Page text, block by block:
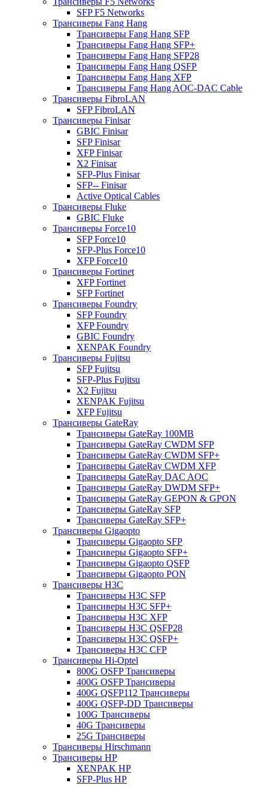
SFP F5 Networks
Трансиверы Fang Hang
Трансиверы Fang Hang SFP
Трансиверы Fang Hang SFP+
Трансиверы Fang Hang SFP28
Трансиверы Fang Hang QSFP
Трансиверы Fang Hang XFP
Трансиверы Fang Hang AOC-DAC Cable
Трансиверы FibroLAN
SFP FibroLAN
Трансиверы Finisar
GBIC Finisar
SFP Finisar
XFP Finisar
X2 Finisar
SFP-Plus Finisar
SFP-- Finisar
Active Optical Cables
Трансиверы Fluke
GBIC Fluke
Трансиверы Force10
SFP Force10
SFP-Plus Force10
XFP Force10
Трансиверы Fortinet
XFP Fortinet
SFP Fortinet
Трансиверы Foundry
SFP Foundry
XFP Foundry
GBIC Foundry
XENPAK Foundry
Трансиверы Fujitsu
SFP Fujitsu
SFP-Plus Fujitsu
X2 Fujitsu
XENPAK Fujitsu
XFP Fujitsu
Трансиверы GateRay
Трансиверы GateRay 100MB
Трансиверы GateRay CWDM SFP
Трансиверы GateRay CWDM SFP+
Трансиверы GateRay CWDM XFP
Трансиверы GateRay DAC AOC
Трансиверы GateRay DWDM SFP+
Трансиверы GateRay GEPON & GPON
Трансиверы GateRay SFP
Трансиверы GateRay SFP+
Трансиверы Gigaopto
Трансиверы Gigaopto SFP
Трансиверы Gigaopto SFP+
Трансиверы Gigaopto QSFP
Трансиверы Gigaopto PON
Трансиверы H3C
Трансиверы H3C SFP
Трансиверы H3C SFP+
Трансиверы H3C XFP
Трансиверы H3C QSFP28
Трансиверы H3C QSFP+
Трансиверы H3C CFP
Трансиверы Hi-Optel
800G OSFP Трансиверы
400G OSFP Трансиверы
400G QSFP112 Трансиверы
400G QSFP-DD Трансиверы
100G Трансиверы
40G Трансиверы
25G Трансиверы
Трансиверы Hirschmann
Трансиверы HP
XENPAK HP
SFP-Plus HP